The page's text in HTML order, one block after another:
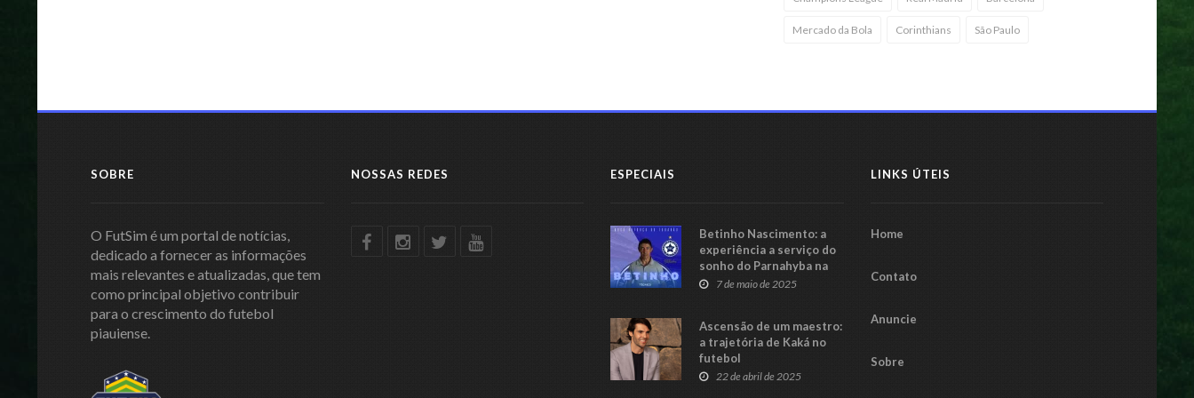
Mercado da Bola Corinthians São Paulo
SOBRE
O FutSim é um portal de notícias,
dedicado a fornecer as informações
mais relevantes e atualizadas, que tem
como principal objetivo contribuir
para o crescimento do futebol
piauiense.
NOSSAS REDES ESPECIAIS
Betinho Nascimento: a
experiência a serviço do
sonho do Parnahyba na
Série C
7 de maio de 2025
Ascensão de um maestro:
a trajetória de Kaká no
futebol
22 de abril de 2025
LINKS ÚTEIS
Home
Contato
Anuncie
Sobre